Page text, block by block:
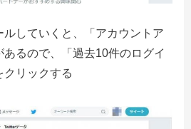
ルしていくと、「アカウントア
るので、「過去10件のログイ
クリックする